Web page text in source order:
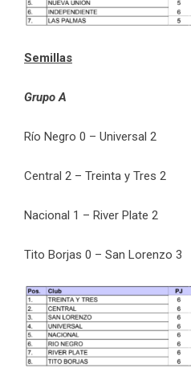
Semillas
Grupo A
Río Negro 0 – Universal 2
Central 2 – Treinta y Tres 2
Nacional 1 – River Plate 2
Tito Borjas 0 – San Lorenzo 3